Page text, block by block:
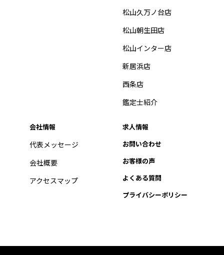
松山久万ノ台店
松山朝生田店
松山インター店
新居浜店
西条店
鑑定士紹介
会社情報
代表メッセージ
会社概要
アクセスマップ
求人情報
お問い合わせ
お客様の声
よくある質問
プライバシーポリシー